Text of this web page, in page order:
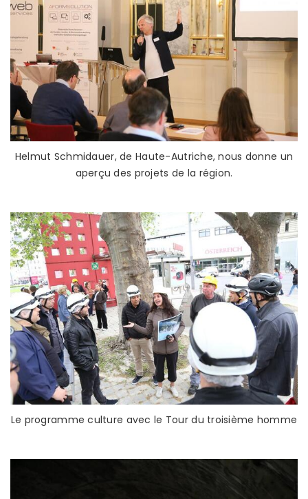
Helmut Schmidauer, de Haute-Autriche, nous donne un
aperçu des projets de la région.
Le programme culture avec le Tour du troisième homme